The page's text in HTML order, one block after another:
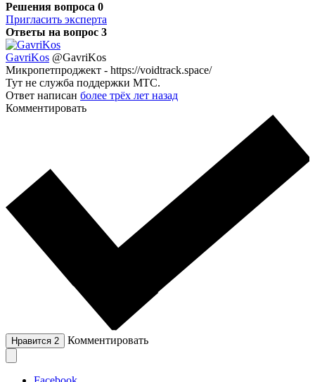
Решения вопроса 0
Пригласить эксперта
Ответы на вопрос 3
GavriKos @GavriKos
Микропетпроджект - https://voidtrack.space/
Тут не служба поддержки МТС.
Ответ написан более трёх лет назад
Комментировать
Нравится 2 Комментировать